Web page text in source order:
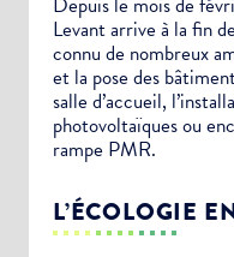
Levant arrive à la fin
connu de nombreux
et la pose des
salle d’accueil,
photovoltaïques ou
rampe PMR.
L’ÉCOLOGIE